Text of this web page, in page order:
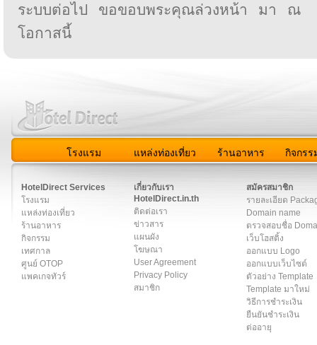
ระบบต่อไป ขอขอบพระคุณล่วงหน้า มา ณ
โอกาสนี้
โรงแรม แหล่งท่องเที่ยว ร้านอาหาร กิจกรร
HotelDirect Services
โรงแรม
แหล่งท่องเที่ยว
ร้านอาหาร
กิจกรรม
เทศกาล
ศูนย์ OTOP
แพคเกจทัวร์
เกี่ยวกับเรา
HotelDirect.in.th
ติดต่อเรา
ข่าวสาร
แผนผัง
โฆษณา
User Agreement
Privacy Policy
สมาชิก
สมัครสมาชิก
รายละเอียด
Domain name
ตรวจสอบชื่อ
เว็บโฮสติ้ง
ออกแบบ Logo
ออกแบบเว็บไซต์
ตัวอย่าง Template
Template มาใหม่
วิธีการชำระเงิน
ยืนยันชำระเงิน
ต่ออายุ